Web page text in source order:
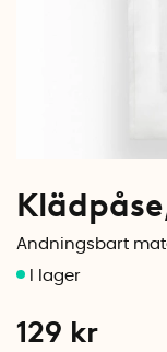
Andningsbart
129 kr